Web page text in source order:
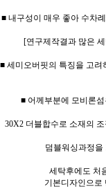
■ 내구성이 매우 좋아 수차
[연구제작결과 많은
■ 세미오버핏의 특징을 고려
■ 어께부분에 모비론
30X2 더블합수로 소재의
덤블워싱과정을
세탁후에도 처
기본디자인으로